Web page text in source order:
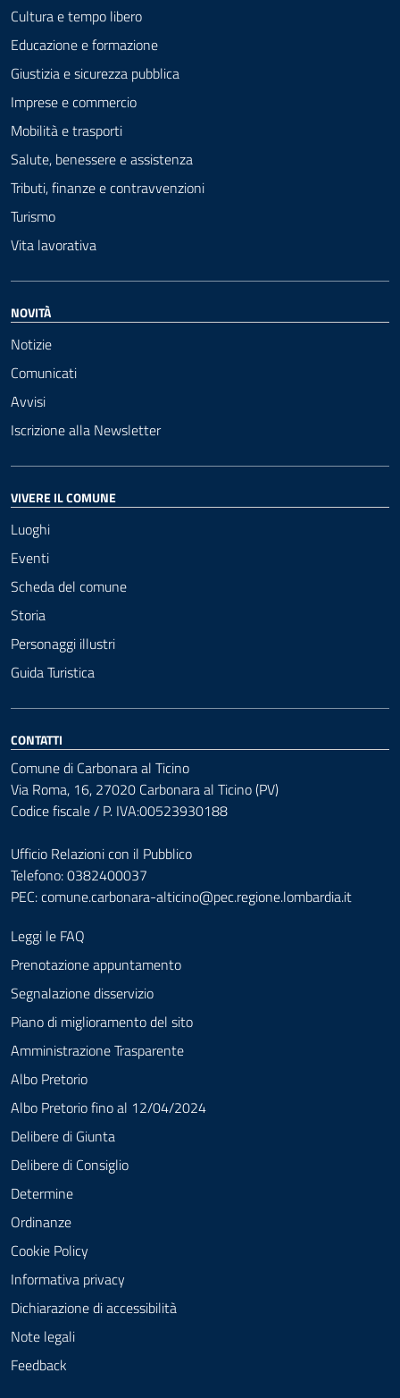
Cultura e tempo libero
Educazione e formazione
Giustizia e sicurezza pubblica
Imprese e commercio
Mobilità e trasporti
Salute, benessere e assistenza
Tributi, finanze e contravvenzioni
Turismo
Vita lavorativa
NOVITÀ
Notizie
Comunicati
Avvisi
Iscrizione alla Newsletter
VIVERE IL COMUNE
Luoghi
Eventi
Scheda del comune
Storia
Personaggi illustri
Guida Turistica
CONTATTI
Comune di Carbonara al Ticino
Via Roma, 16, 27020 Carbonara al Ticino (PV)
Codice fiscale / P. IVA:00523930188
Ufficio Relazioni con il Pubblico
Telefono: 0382400037
PEC:comune.carbonara-alticino@pec.regione.lombardia.it
Leggi le FAQ
Prenotazione appuntamento
Segnalazione disservizio
Piano di miglioramento del sito
Amministrazione Trasparente
Albo Pretorio
Albo Pretorio fino al 12/04/2024
Delibere di Giunta
Delibere di Consiglio
Determine
Ordinanze
Cookie Policy
Informativa privacy
Dichiarazione di accessibilità
Note legali
Feedback